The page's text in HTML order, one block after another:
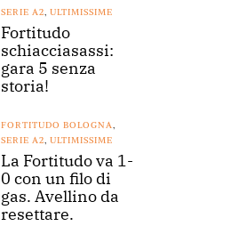
SERIE A2, ULTIMISSIME
Fortitudo
schiacciasassi:
gara 5 senza
storia!
FORTITUDO BOLOGNA,
SERIE A2, ULTIMISSIME
La Fortitudo va 1-
0 con un filo di
gas. Avellino da
resettare.